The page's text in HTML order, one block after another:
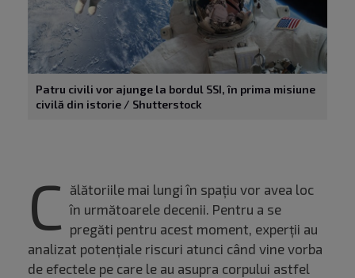
Patru civili vor ajunge la bordul SSI, în prima misiune
civilă din istorie / Shutterstock
C ălătoriile mai lungi în spațiu vor avea loc
în următoarele decenii. Pentru a se
pregăti pentru acest moment, experții au
analizat potențiale riscuri atunci când vine vorba
de efectele pe care le au asupra corpului astfel